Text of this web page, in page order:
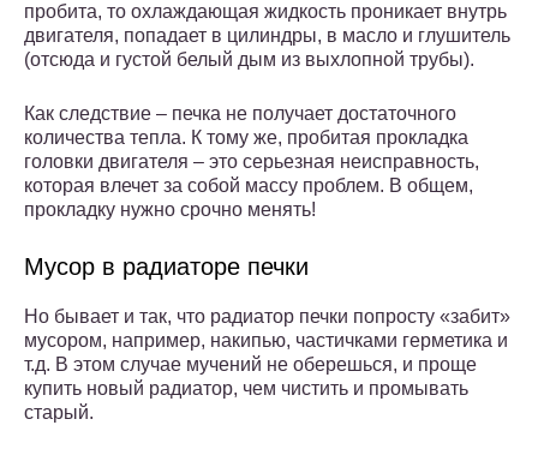
пробита, то охлаждающая жидкость проникает внутрь
двигателя, попадает в цилиндры, в масло и глушитель
(отсюда и густой белый дым из выхлопной трубы).
Как следствие – печка не получает достаточного
количества тепла. К тому же, пробитая прокладка
головки двигателя – это серьезная неисправность,
которая влечет за собой массу проблем. В общем,
прокладку нужно срочно менять!
Мусор в радиаторе печки
Но бывает и так, что радиатор печки попросту «забит»
мусором, например, накипью, частичками герметика и
т.д. В этом случае мучений не оберешься, и проще
купить новый радиатор, чем чистить и промывать
старый.